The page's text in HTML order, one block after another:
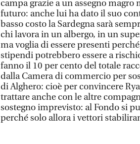
campa grazie a un assegno
futuro: anche lui ha dato il suo
basso costo la Sardegna sarà
chi lavora in un albergo, in un
ma voglia di essere presenti
stipendi potrebbero essere a
fanno il 10 per cento del totale
dalla Camera di commercio per
di Alghero: cioè per convincere
trattare anche con le altre
sostegno imprevisto: al Fondo si
perché solo allora i vettori